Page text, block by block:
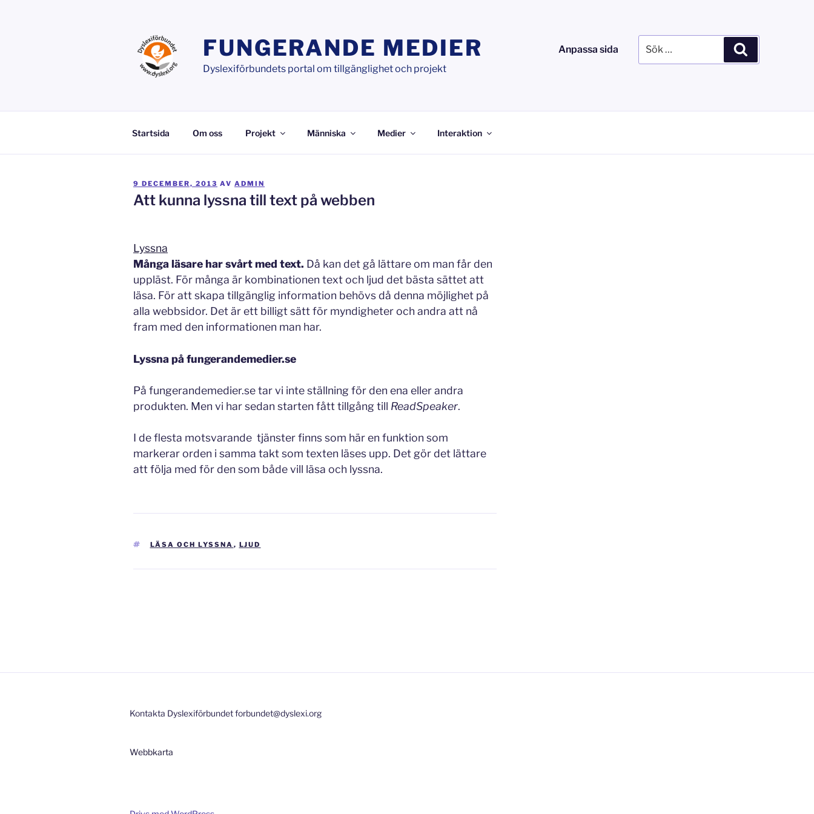
FUNGERANDE MEDIER
Dyslexiförbundets portal om tillgänglighet och projekt
Anpassa sida
efter:
Startsida Om oss Projekt Människa Medier Interaktion
PUBLICERAT
9 DECEMBER, 2013 AV ADMIN
Att kunna lyssna till text på webben
Lyssna
Många läsare har svårt med text. Då kan det gå lättare om man får den
uppläst. För många är kombinationen text och ljud det bästa sättet att
läsa. För att skapa tillgänglig information behövs då denna möjlighet på
alla webbsidor. Det är ett billigt sätt för myndigheter och andra att nå
fram med den informationen man har.
Lyssna på fungerandemedier.se
På fungerandemedier.se tar vi inte ställning för den ena eller andra
produkten. Men vi har sedan starten fått tillgång till ReadSpeaker.
I de flesta motsvarande tjänster finns som här en funktion som
markerar orden i samma takt som texten läses upp. Det gör det lättare
att följa med för den som både vill läsa och lyssna.
TAGGAR
LÄSA OCH LYSSNA , LJUD
Kontakta Dyslexiförbundet forbundet@dyslexi.org
Webbkarta